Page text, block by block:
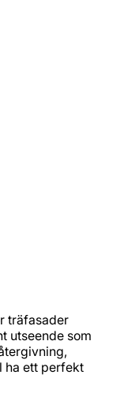
träfasader
utseende som
ha ett perfekt